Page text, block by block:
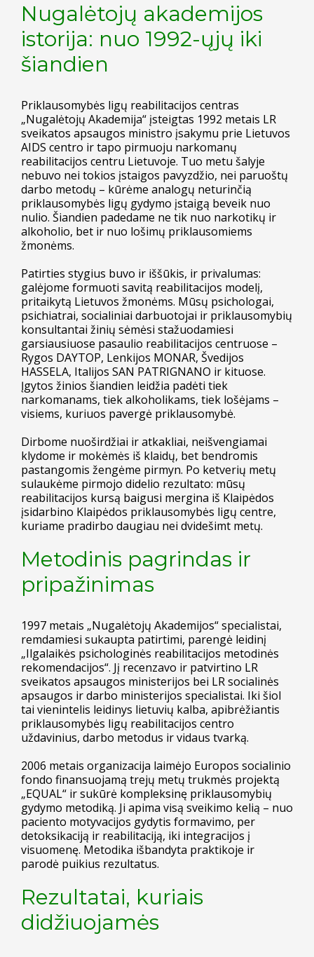
Nugalėtojų akademijos
istorija: nuo 1992-ųjų iki
šiandien
Priklausomybės ligų reabilitacijos centras
„Nugalėtojų Akademija“ įsteigtas 1992 metais LR
sveikatos apsaugos ministro įsakymu prie Lietuvos
AIDS centro ir tapo pirmuoju narkomanų
reabilitacijos centru Lietuvoje. Tuo metu šalyje
nebuvo nei tokios įstaigos pavyzdžio, nei paruoštų
darbo metodų – kūrėme analogų neturinčią
priklausomybės ligų gydymo įstaigą beveik nuo
nulio. Šiandien padedame ne tik nuo narkotikų ir
alkoholio, bet ir nuo lošimų priklausomiems
žmonėms.
Patirties stygius buvo ir iššūkis, ir privalumas:
galėjome formuoti savitą reabilitacijos modelį,
pritaikytą Lietuvos žmonėms. Mūsų psichologai,
psichiatrai, socialiniai darbuotojai ir priklausomybių
konsultantai žinių sėmėsi stažuodamiesi
garsiausiuose pasaulio reabilitacijos centruose –
Rygos DAYTOP, Lenkijos MONAR, Švedijos
HASSELA, Italijos SAN PATRIGNANO ir kituose.
Įgytos žinios šiandien leidžia padėti tiek
narkomanams, tiek alkoholikams, tiek lošėjams –
visiems, kuriuos pavergė priklausomybė.
Dirbome nuoširdžiai ir atkakliai, neišvengiamai
klydome ir mokėmės iš klaidų, bet bendromis
pastangomis žengėme pirmyn. Po ketverių metų
sulaukėme pirmojo didelio rezultato: mūsų
reabilitacijos kursą baigusi mergina iš Klaipėdos
įsidarbino Klaipėdos priklausomybės ligų centre,
kuriame pradirbo daugiau nei dvidešimt metų.
Metodinis pagrindas ir
pripažinimas
1997 metais „Nugalėtojų Akademijos“ specialistai,
remdamiesi sukaupta patirtimi, parengė leidinį
„Ilgalaikės psichologinės reabilitacijos metodinės
rekomendacijos“. Jį recenzavo ir patvirtino LR
sveikatos apsaugos ministerijos bei LR socialinės
apsaugos ir darbo ministerijos specialistai. Iki šiol
tai vienintelis leidinys lietuvių kalba, apibrėžiantis
priklausomybės ligų reabilitacijos centro
uždavinius, darbo metodus ir vidaus tvarką.
2006 metais organizacija laimėjo Europos socialinio
fondo finansuojamą trejų metų trukmės projektą
„EQUAL“ ir sukūrė kompleksinę priklausomybių
gydymo metodiką. Ji apima visą sveikimo kelią – nuo
paciento motyvacijos gydytis formavimo, per
detoksikaciją ir reabilitaciją, iki integracijos į
visuomenę. Metodika išbandyta praktikoje ir
parodė puikius rezultatus.
Rezultatai, kuriais
didžiuojamės